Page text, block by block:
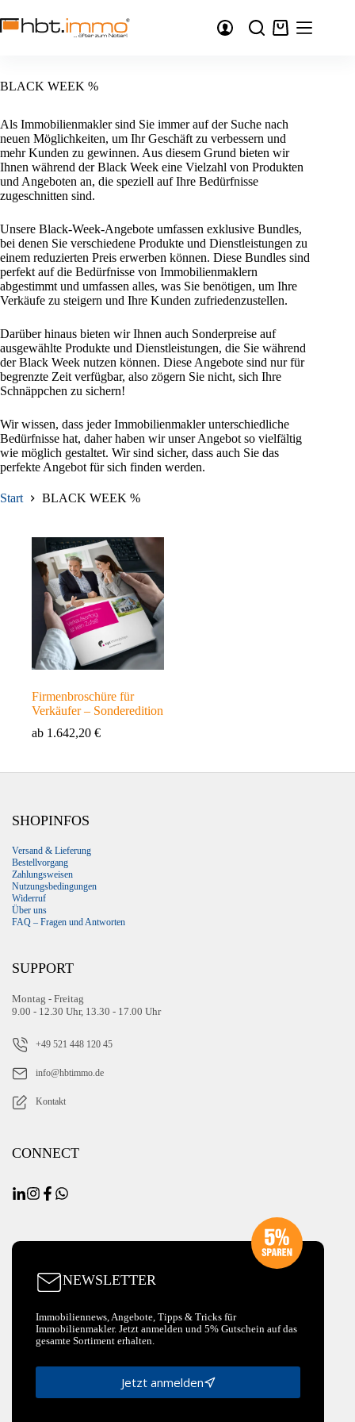
Inhalt
springen
Warenkorb
BLACK WEEK %
Als Immobilienmakler sind Sie immer auf der Suche nach
neuen Möglichkeiten, um Ihr Geschäft zu verbessern und
mehr Kunden zu gewinnen. Aus diesem Grund bieten wir
Ihnen während der Black Week eine Vielzahl von Produkten
und Angeboten an, die speziell auf Ihre Bedürfnisse
zugeschnitten sind.
Unsere Black-Week-Angebote umfassen exklusive Bundles,
bei denen Sie verschiedene Produkte und Dienstleistungen zu
einem reduzierten Preis erwerben können. Diese Bundles sind
perfekt auf die Bedürfnisse von Immobilienmaklern
abgestimmt und umfassen alles, was Sie benötigen, um Ihre
Verkäufe zu steigern und Ihre Kunden zufriedenzustellen.
Darüber hinaus bieten wir Ihnen auch Sonderpreise auf
ausgewählte Produkte und Dienstleistungen, die Sie während
der Black Week nutzen können. Diese Angebote sind nur für
begrenzte Zeit verfügbar, also zögern Sie nicht, sich Ihre
Schnäppchen zu sichern!
Wir wissen, dass jeder Immobilienmakler unterschiedliche
Bedürfnisse hat, daher haben wir unser Angebot so vielfältig
wie möglich gestaltet. Wir sind sicher, dass auch Sie das
perfekte Angebot für sich finden werden.
Start BLACK WEEK %
Firmenbroschüre für
Verkäufer – Sonderedition
ab 1.642,20 €
SHOPINFOS
Versand & Lieferung
Bestellvorgang
Zahlungsweisen
Nutzungsbedingungen
Widerruf
Über uns
FAQ – Fragen und Antworten
SUPPORT
Montag - Freitag
9.00 - 12.30 Uhr, 13.30 - 17.00 Uhr
+49 521 448 120 45
info@hbtimmo.de
Kontakt
CONNECT
NEWSLETTER
Immobiliennews, Angebote, Tipps & Tricks für
Immobilienmakler. Jetzt anmelden und 5% Gutschein auf das
gesamte Sortiment erhalten.
Jetzt anmelden